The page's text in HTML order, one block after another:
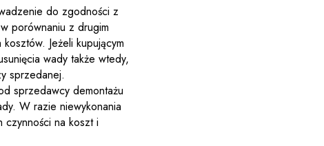
do zgodności z
porównaniu z drugim
Jeżeli kupującym
wady także wtedy,
sprzedanej.
sprzedawcy demontażu
W razie niewykonania
na koszt i